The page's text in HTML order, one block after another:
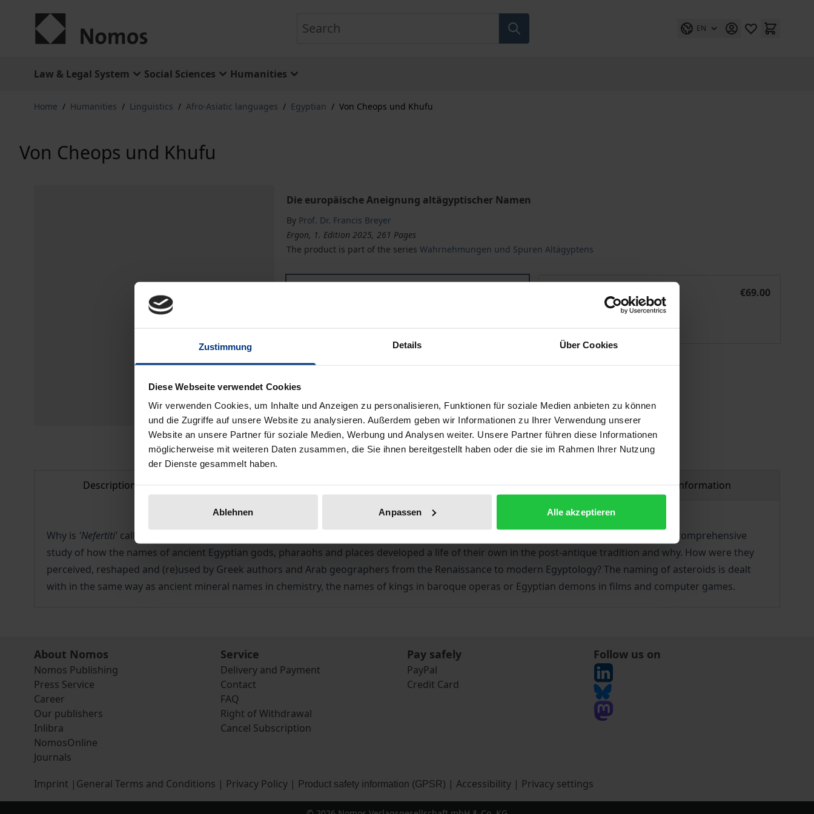
Zustimmung Details Über Cookies
Diese Webseite verwendet Cookies
Wir verwenden Cookies, um Inhalte und Anzeigen zu personalisieren, Funktionen für soziale Medien anbieten zu können
und die Zugriffe auf unsere Website zu analysieren. Außerdem geben wir Informationen zu Ihrer Verwendung unserer
Website an unsere Partner für soziale Medien, Werbung und Analysen weiter. Unsere Partner führen diese Informationen
möglicherweise mit weiteren Daten zusammen, die Sie ihnen bereitgestellt haben oder die sie im Rahmen Ihrer Nutzung
der Dienste gesammelt haben.
Ablehnen Anpassen Alle akzeptieren
EN
Law & Legal System Social Sciences Humanities
Home / Humanities / Linguistics / Afro-Asiatic languages / Egyptian / Von Cheops und Khufu
Von Cheops und Khufu
Die europäische Aneignung altägyptischer Namen
By Prof. Dr. Francis Breyer
Ergon, 1. Edition 2025, 261 Pages
The product is part of the seriesWahrnehmungen und Spuren Altägyptens
Von Cheops und Khufu
Von Cheops und Khufu
€69.00
ISBN 978-3-98740-216-6
Prices include VAT. Depending on the delivery address, VAT may vary at checkout.
Add to Cart Add to Wish List
Delivery cost notice
Description Product safety information
Why is 'Nefertiti' called
? The author provides a comprehensive
study of how the names of ancient Egyptian gods, pharaohs and places developed a life of their own in the post-antique tradition and why. How were they
perceived, reshaped and (re)used by Greek authors and Arab geographers from the Renaissance to modern Egyptology? The naming of asteroids is dealt
with in the same way as ancient mineral names in chemistry, the names of kings in baroque operas or Egyptian demons in films and computer games.
About Nomos
Nomos Publishing
Press Service
Career
Our publishers
Inlibra
NomosOnline
Journals
Service
Delivery and Payment
Contact
FAQ
Right of Withdrawal
Cancel Subscription
Pay safely
PayPal
Credit Card
Follow us on
Imprint | General Terms and Conditions | Privacy Policy | Product safety information (GPSR) | Accessibility | Privacy settings